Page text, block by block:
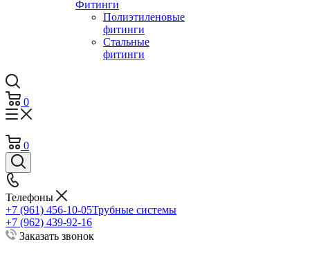
Фитинги
Полиэтиленовые
фитинги
Стальные
фитинги
0
0
Телефоны
+7 (961) 456-10-05Трубные системы
+7 (962) 439-92-16
Заказать звонок